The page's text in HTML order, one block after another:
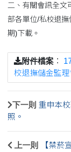
二、有關會訊全文
部各單位/私校退
期)下載。
附件檔案 ：
校退撫儲金監
下一則 重申本
照。
上一則
【禁菸